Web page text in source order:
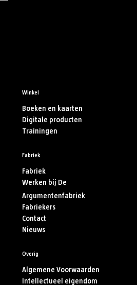
Winkel
Boeken en kaarten
Digitale producten
Trainingen
Fabriek
Fabriek
Werken bij De
Argumentenfabriek
Fabriekers
Contact
Nieuws
Overig
Algemene Voorwaarden
Intellectueel eigendom